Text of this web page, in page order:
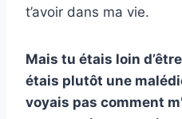
t’avoir dans ma vie.
Mais tu étais loin
étais plutôt une
voyais pas comment